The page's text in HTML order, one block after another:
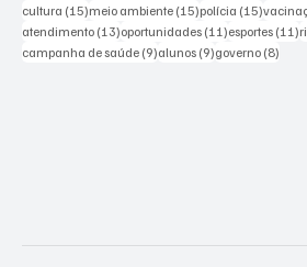
cultura (15)15 posts
meio ambiente (15)15 posts
polícia (15)15 posts
atendimento (13)13 posts
oportunidades (11)11 posts
esportes (11)
campanha de saúde (9)9 posts
alunos (9)9 posts
governo (8)